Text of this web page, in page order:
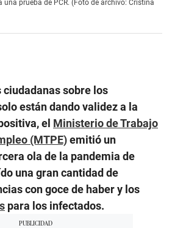
una prueba de PCR. (Foto de archivo: Cristina
sobre los
están dando validez a la
el Ministerio de Trabajo
(MTPE)emitió un
ola de la pandemia de
una gran cantidad de
con goce de haber y los
para los infectados.